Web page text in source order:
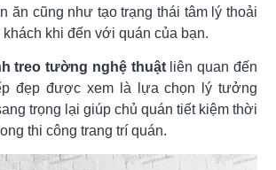
ăn cũng như tạo trạng thái tâm lý thoải
khách khi đến với quán của bạn.
treo tường nghệ thuậtliên quan đến
đẹp được xem là lựa chọn lý tưởng
trọng lại giúp chủ quán tiết kiệm thời
thi công trang trí quán.